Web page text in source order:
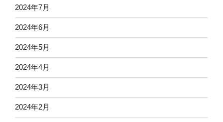
2024年7月
2024年6月
2024年5月
2024年4月
2024年3月
2024年2月